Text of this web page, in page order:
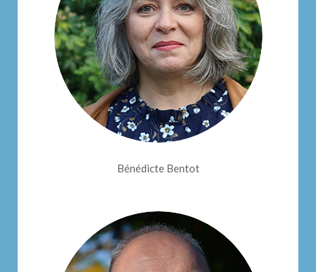
Bénédicte Bentot